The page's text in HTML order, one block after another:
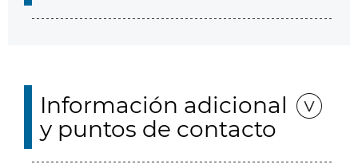
Información adicional
y puntos de contacto